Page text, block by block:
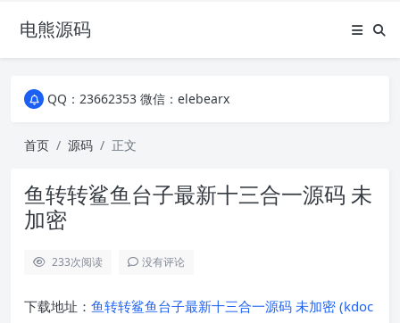
电熊源码
QQ：23662353 微信：elebearx
首页
源码 正文
鱼转转鲨鱼台子最新十三合一源码 未
加密
233次阅读 没有评论
下载地址： 鱼转转鲨鱼台子最新十三合一源码 未加密 (kdoc